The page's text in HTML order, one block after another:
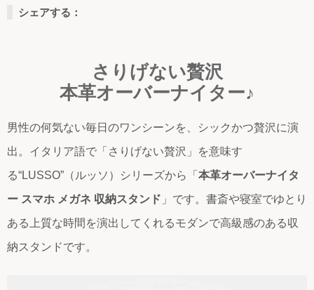
シェアする：
さりげない贅沢
本革オーバーナイター♪
男性の何気ない毎日のワンシーンを、シックかつ贅沢に演
出。イタリア語で「さりげない贅沢」を意味す
る“LUSSO”（ルッソ）シリーズから「 本革オーバーナイタ
ー スマホ メガネ 収納スタンド 」です。書斎や寝室でゆとり
ある上質な時間を演出してくれるモダンで高級感のある収
納スタンドです。